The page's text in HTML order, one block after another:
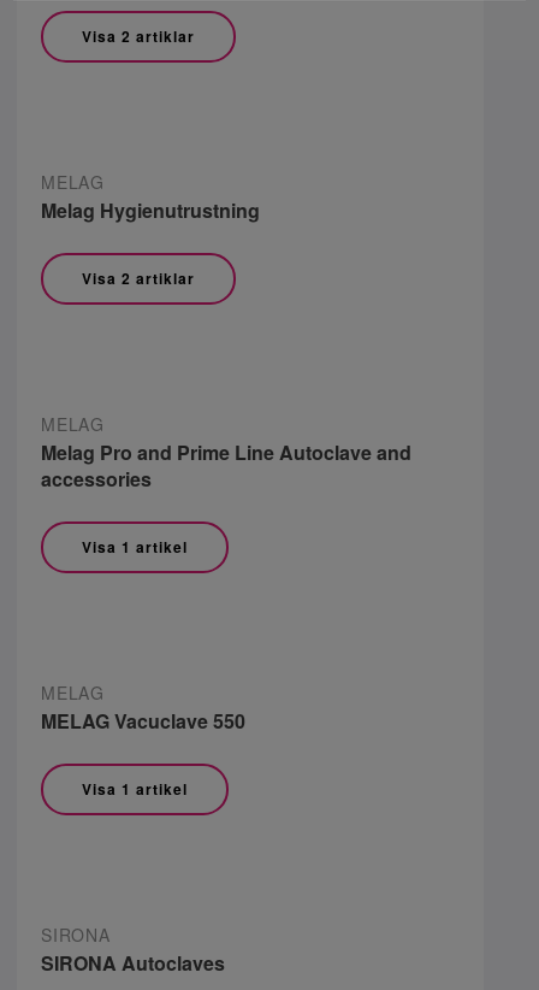
Visa 2 artiklar
MELAG
Melag Hygienutrustning
Visa 2 artiklar
MELAG
Melag Pro and Prime Line Autoclave and
accessories
Visa 1 artikel
MELAG
MELAG Vacuclave 550
Visa 1 artikel
SIRONA
SIRONA Autoclaves